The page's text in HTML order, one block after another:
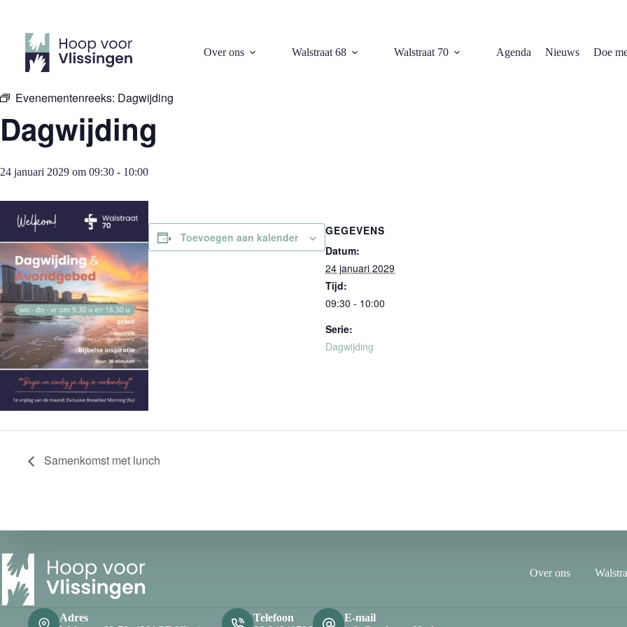
inhoud
Over ons Walstraat 68 Walstraat 70 Agenda Nieuws Doe
« Alle Evenementen
Evenementenreeks: Dagwijding
Dagwijding
24 januari 2029 om 09:30 - 10:00
Toevoegen aan kalender
GEGEVENS
Datum:
24 januari 2029
Tijd:
09:30 - 10:00
Serie:
Dagwijding
Samenkomst met lunch
Over ons
Adres
Telefoon
E-mail